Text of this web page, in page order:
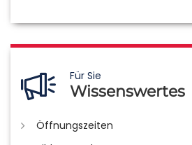
Für Sie
Wissenswertes
Öffnungszeiten